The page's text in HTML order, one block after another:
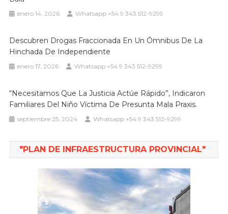
enero 14, 2026 Whatsapp +54 9 343 512-9299
Descubren Drogas Fraccionada En Un Ómnibus De La
Hinchada De Independiente
enero 17, 2026 Whatsapp +54 9 343 512-9299
“Necesitamos Que La Justicia Actúe Rápido”, Indicaron
Familiares Del Niño Víctima De Presunta Mala Praxis.
septiembre 25, 2024 Whatsapp +54 9 343 512-9299
"PLAN DE INFRAESTRUCTURA PROVINCIAL"